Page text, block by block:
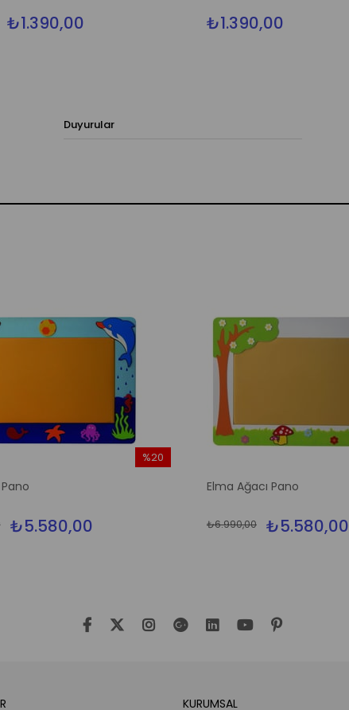
₺1.390,00 ₺1.390,00
Duyurular
₺5.580,00
%20
Elma Ağacı Pano
₺5.580,00
₺6.990,00
KURUMSAL